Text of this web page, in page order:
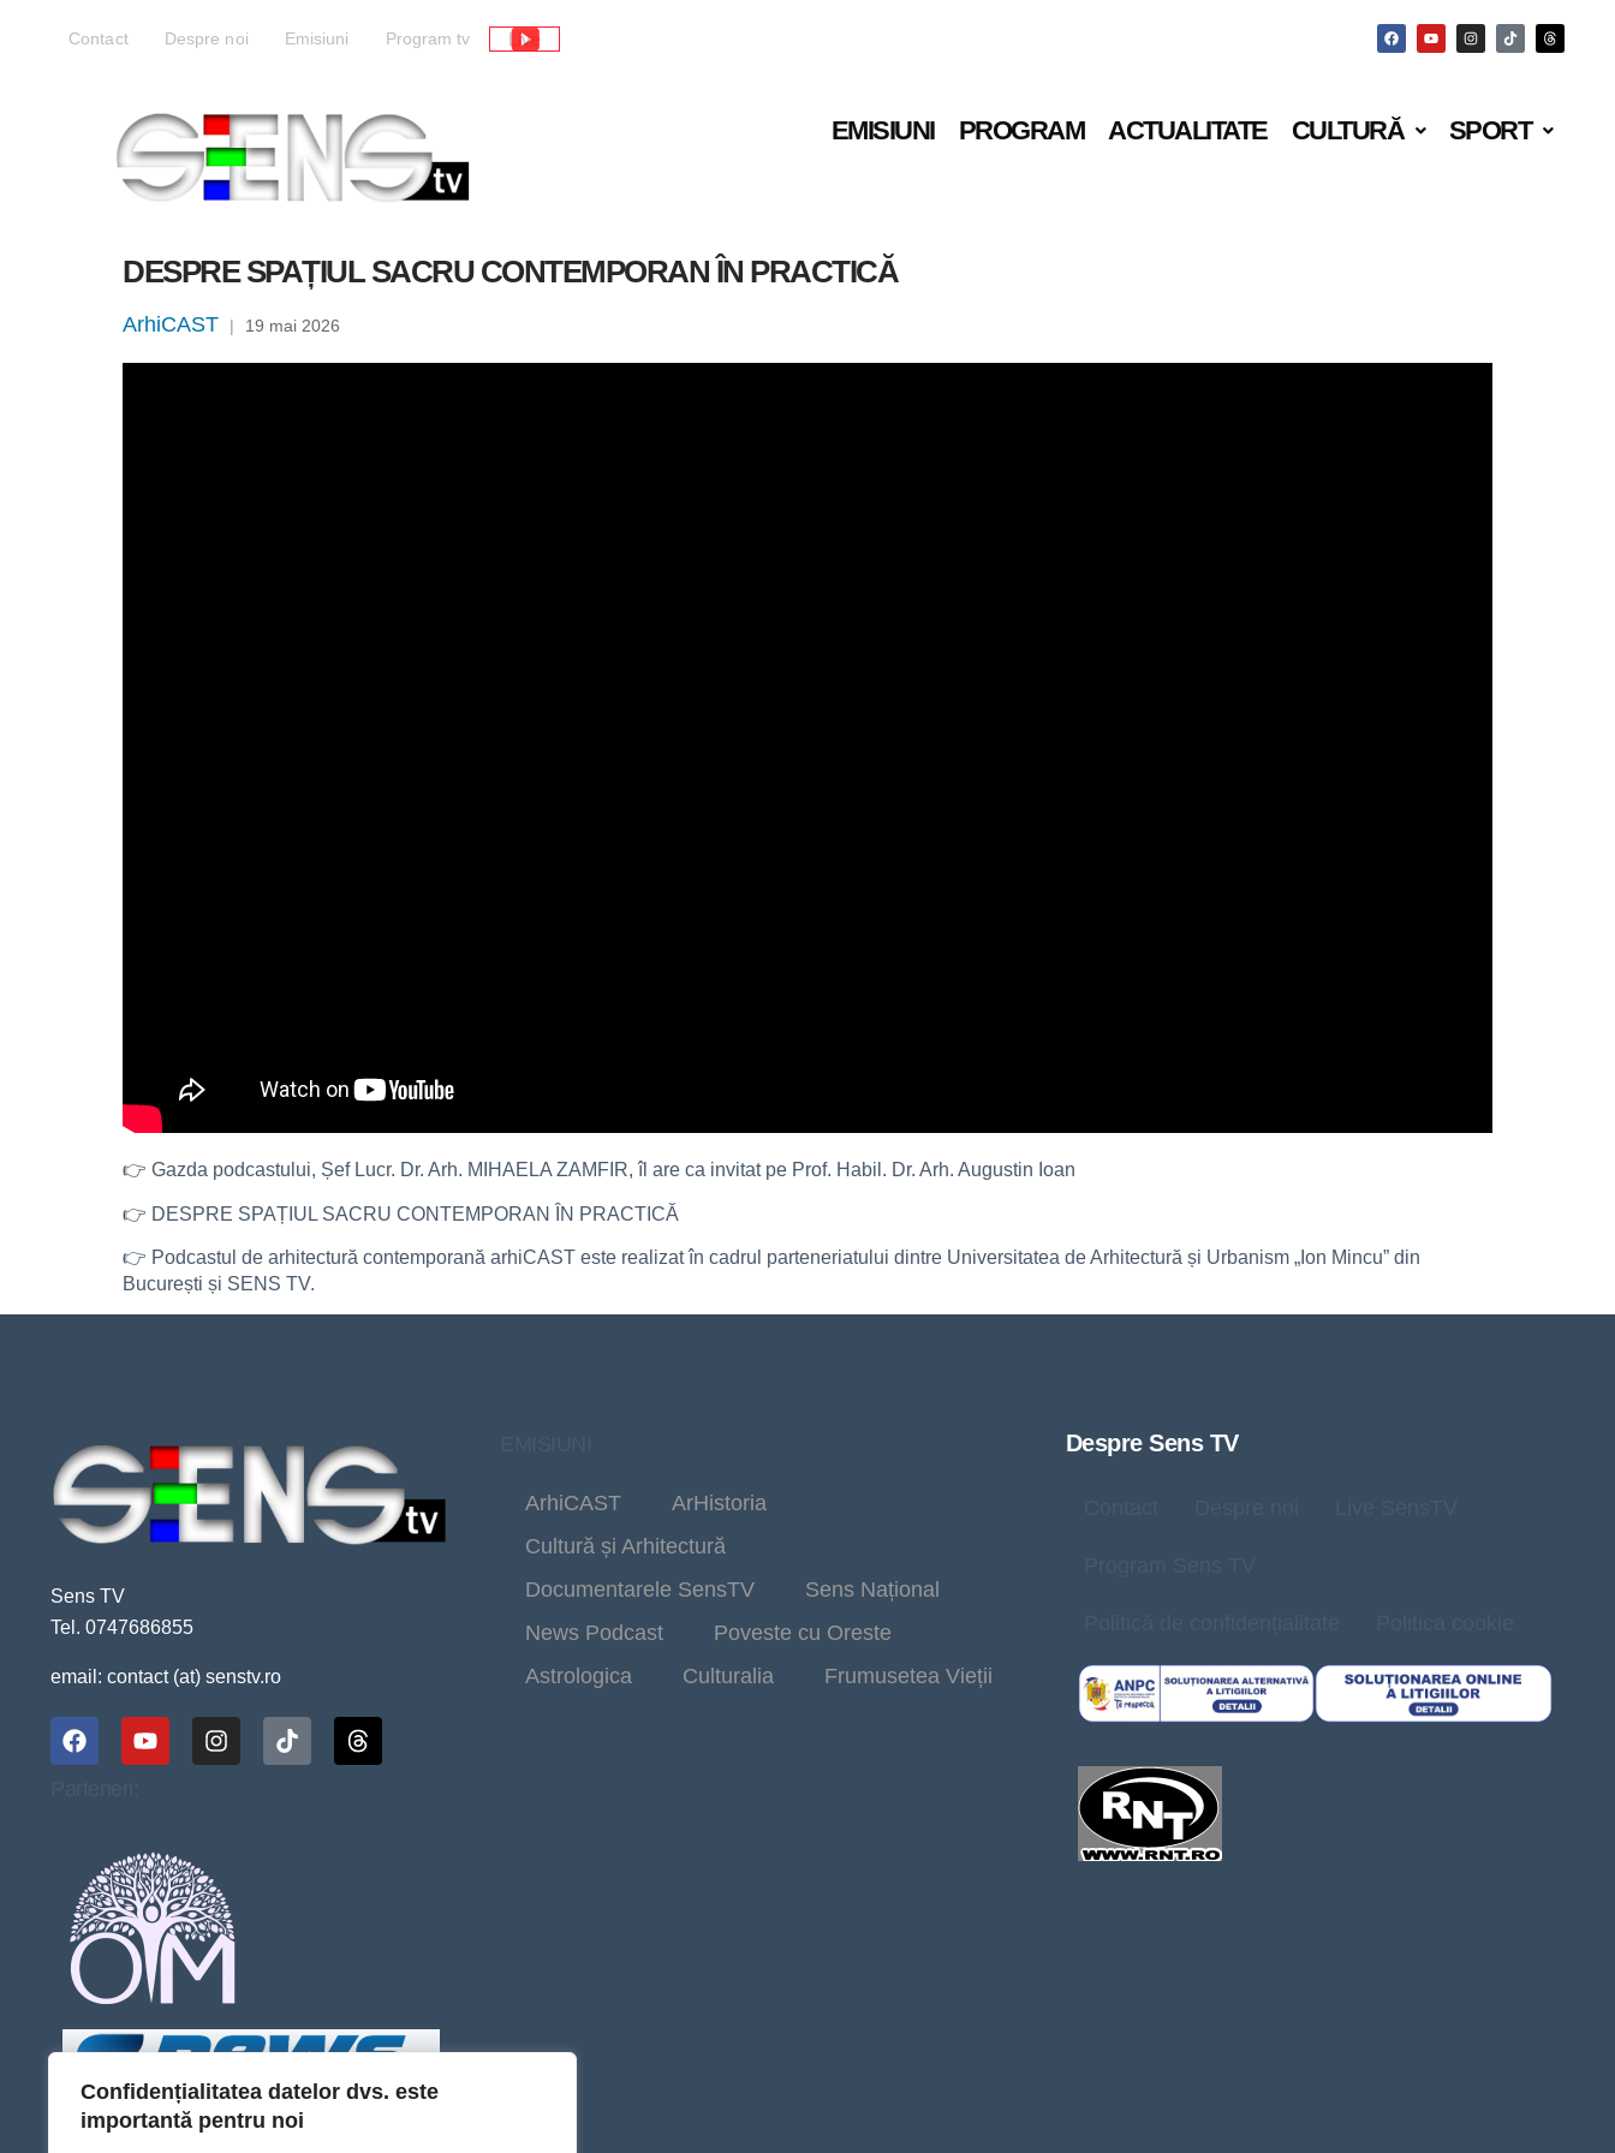
Confidențialitatea datelor dvs. este
importantă pentru noi
Contact Despre noi Emisiuni Program tv Live
EMISIUNI PROGRAM ACTUALITATE CULTURĂ SPORT
DESPRE SPAȚIUL SACRU CONTEMPORAN ÎN PRACTICĂ
ArhiCAST | 19 mai 2026
👉 Gazda podcastului, Șef Lucr. Dr. Arh. MIHAELA ZAMFIR, îl are ca invitat pe Prof. Habil. Dr. Arh. Augustin Ioan
👉 DESPRE SPAȚIUL SACRU CONTEMPORAN ÎN PRACTICĂ
👉 Podcastul de arhitectură contemporană arhiCAST este realizat în cadrul parteneriatului dintre Universitatea de Arhitectură și Urbanism „Ion Mincu” din
București și SENS TV.
Sens TV
Tel. 0747686855
email: contact (at) senstv.ro
ArhiCAST
ArHistoria
Cultură și Arhitectură
Documentarele SensTV
Sens Național
News Podcast
Poveste cu Oreste
Astrologica
Culturalia Frumusetea Vieții
Despre Sens TV